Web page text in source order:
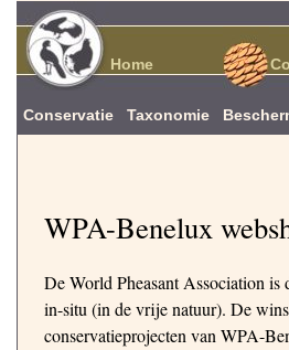
WPA-Benelux
De World Pheasant Association is
in-situ (in de vrije natuur). De
conservatieprojecten van WPA-
Home
Conservatie Taxonomie